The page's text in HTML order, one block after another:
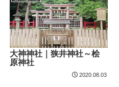
大神神社｜狭井神社～桧
原神社
2020.08.03